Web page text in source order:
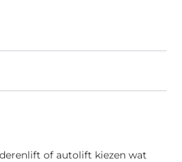
of autolift kiezen wat